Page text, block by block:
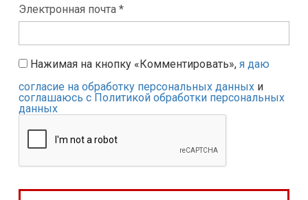
Электронная почта *
Нажимая на кнопку «Комментировать», я даю
согласие на обработку персональных данных и
соглашаюсь с Политикой обработки персональных
данных